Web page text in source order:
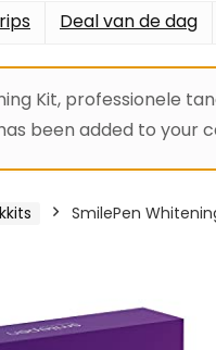
Deal van de dag
Kit, professionele
been added to your
SmilePen